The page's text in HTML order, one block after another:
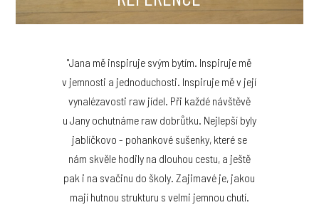
"Jana mě inspiruje svým bytím. Inspiruje mě
v jemnosti a jednoduchosti. Inspiruje mě v její
vynalézavosti raw jídel. Při každé návštěvě
u Jany ochutnáme raw dobrůtku. Nejlepší byly
jablíčkovo - pohankové sušenky, které se
nám skvěle hodily na dlouhou cestu, a ještě
pak i na svačinu do školy. Zajimavé je, jakou
mají hutnou strukturu s velmi jemnou chutí.